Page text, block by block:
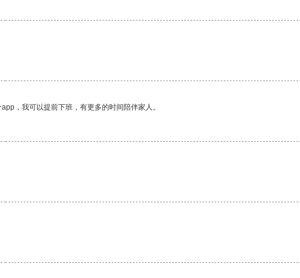
，我可以提前下班，有更多的时间陪伴家人。